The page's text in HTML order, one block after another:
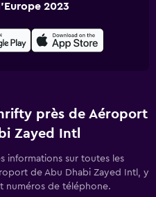
2023
près de Aéroport
Zayed Intl
informations sur toutes les
de Abu Dhabi Zayed Intl, y
numéros de téléphone.